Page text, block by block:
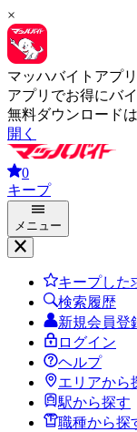
×
マッハバイトアプリ
アプリでお得にバ
無料ダウンロード
開く
0
キープ
メニュー
キープした
検索履歴
新規会員登
ログイン
ヘルプ
エリアから
駅から探す
職種から探